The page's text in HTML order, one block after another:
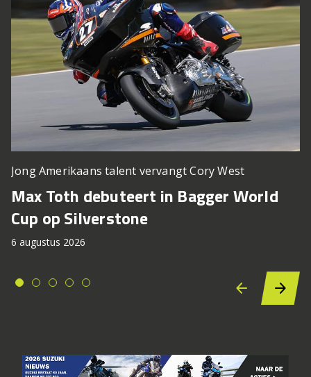
Jong Amerikaans talent vervangt Cory West
Max Toth debuteert in Bagger World
Cup op Silverstone
6 augustus 2026